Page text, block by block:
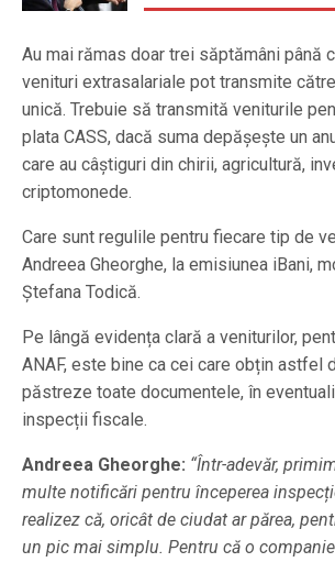
Au mai rămas doar trei săptămâni până
venituri extrasalariale pot transmite
unică. Trebuie să transmită veniturile
plata CASS, dacă suma depășește un
care au câștiguri din chirii, agricultură,
criptomonede.
Care sunt regulile pentru fiecare tip de
Andreea Gheorghe, la emisiunea iBani,
Ștefana Todică.
Pe lângă evidența clară a veniturilor,
ANAF, este bine ca cei care obțin astfel
păstreze toate documentele, în
inspecții fiscale.
Andreea Gheorghe: “Într-adevăr,
multe notificări pentru începerea
realizez că, oricât de ciudat ar părea,
un pic mai simplu. Pentru că o